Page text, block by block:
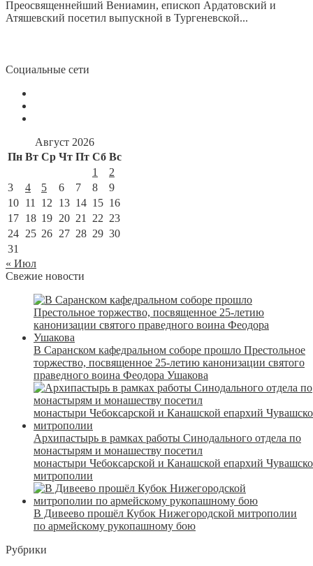
Преосвященнейший Вениамин, епископ Ардатовский и
Атяшевский посетил выпускной в Тургеневской...
Социальные сети
Август 2026
Пн Вт Ср Чт Пт Сб Вс
1
2
3
4 5 6 7 8
9
10 11 12 13 14 15 16
17 18 19 20 21 22 23
24 25 26 27 28 29 30
31
« Июл
Свежие новости
В Саранском кафедральном соборе прошло Престольное
торжество, посвященное 25-летию канонизации святого
праведного воина Феодора Ушакова
Архипастырь в рамках работы Синодального отдела по
монастырям и монашеству посетил
монастыри Чебоксарской и Канашской епархий
митрополии
В Дивеево прошёл Кубок Нижегородской митрополии
по армейскому рукопашному бою
Рубрики